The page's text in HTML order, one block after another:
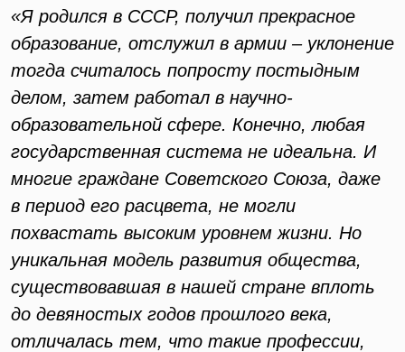
«Я родился в СССР, получил прекрасное
образование, отслужил в армии – уклонение
тогда считалось попросту постыдным
делом, затем работал в научно-
образовательной сфере. Конечно, любая
государственная система не идеальна. И
многие граждане Советского Союза, даже
в период его расцвета, не могли
похвастать высоким уровнем жизни. Но
уникальная модель развития общества,
существовавшая в нашей стране вплоть
до девяностых годов прошлого века,
отличалась тем, что такие профессии,